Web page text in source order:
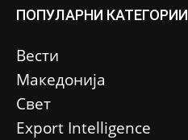
ПОПУЛАРНИ КАТЕГОРИИ
Вести
Македонија
Свет
Еxport Intelligence